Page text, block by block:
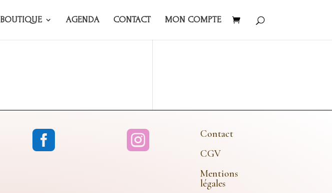
BOUTIQUE AGENDA CONTACT MON COMPTE
 
Contact
CGV
Mentions
légales